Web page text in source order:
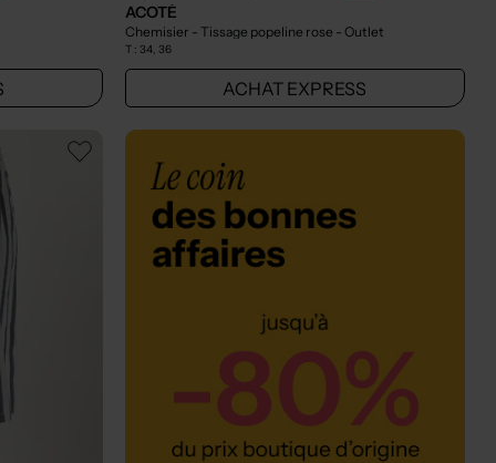
ACOTÉ
Chemisier - Tissage popeline rose - Outlet
T : 34, 36
ACHAT EXPRESS